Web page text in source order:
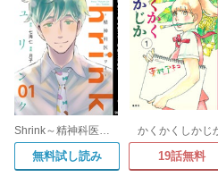
Shrink～精神科医ヨワイ～
無料試し読み
かくかくしかじ
19話無料